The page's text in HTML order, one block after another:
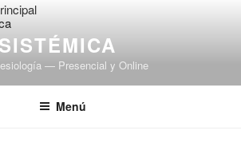
— Presencial y Online
Menú